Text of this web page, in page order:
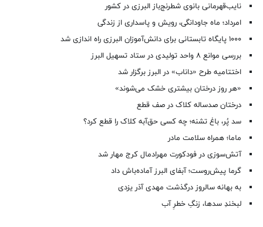
نایب‌قهرمانی بانوی شطرنج‌باز البرزی در کشور
امرداد؛ ماه جاودانگی، رویش و پاسداری از زندگی
۱۰۰۰ پایگاه تابستانی برای دانش‌آموزان البرزی راه اندازی شد
بررسی موانع ۸ واحد تولیدی در ستاد تسهیل البرز
اختتامیه طرح «داناب» در البرز برگزار شد
«هر روز درختان بیشتری خشک می‌شوند»
درختان صدساله کلاک در صف قطع
سد پُر، باغ تشنه؛ چه کسی حق‌آبه کلاک را قطع کرد؟
ماما؛ همراه سلامت مادر
آتش‌سوزی در فودکورت مهرادمال کرج مهار شد
گرما پیش‌روست؛ آبفای البرز آماده‌باش داد
به بهانه سالروز درگذشت مهدی آذر یزدی
لبخندِ سدها، زنگِ خطرِ آب